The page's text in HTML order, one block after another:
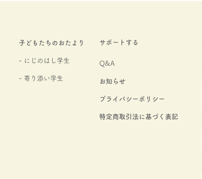
​子どもたちのおたより
- にじのはし学生
​- 寄り添い学生
サポートする
Q&A
お知らせ
​プライバシーポリシー
​特定商取引法に基づく表記